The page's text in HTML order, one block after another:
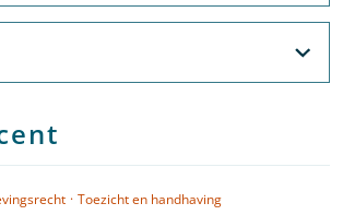
· Toezicht en handhaving